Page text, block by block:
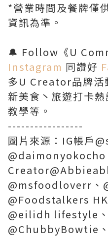
*營業時間及餐牌僅
資訊為準。
🔔 Follow《U
Instagram 同讚好
多U Creator品牌活
新美食丶旅遊打卡
教學等。
-----------------
圖片來源：IG帳戶
@daimonyokocho
@msfoodloverr、
@Foodstalkers
@eilidh lifestyle
@ChubbyBowtie